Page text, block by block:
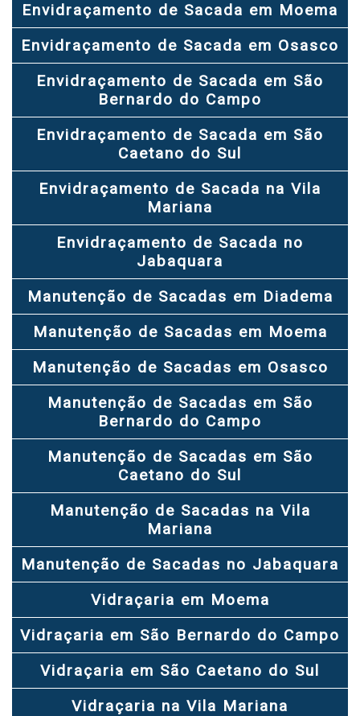
Envidraçamento de Sacada em Moema
Envidraçamento de Sacada em Osasco
Envidraçamento de Sacada em São
Bernardo do Campo
Envidraçamento de Sacada em São
Caetano do Sul
Envidraçamento de Sacada na Vila
Mariana
Envidraçamento de Sacada no
Jabaquara
Manutenção de Sacadas em Diadema
Manutenção de Sacadas em Moema
Manutenção de Sacadas em Osasco
Manutenção de Sacadas em São
Bernardo do Campo
Manutenção de Sacadas em São
Caetano do Sul
Manutenção de Sacadas na Vila
Mariana
Manutenção de Sacadas no Jabaquara
Vidraçaria em Moema
Vidraçaria em São Bernardo do Campo
Vidraçaria em São Caetano do Sul
Vidraçaria na Vila Mariana